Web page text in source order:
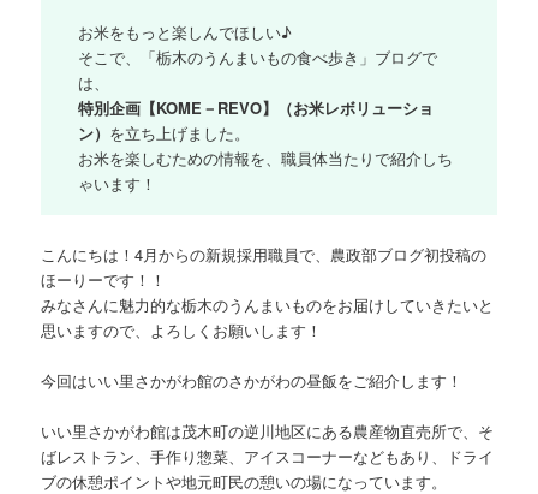
お米をもっと楽しんでほしい♪
そこで、「栃木のうんまいもの食べ歩き」ブログで
は、
特別企画【KOME－REVO】（お米レボリューショ
ン） を立ち上げました。
お米を楽しむための情報を、職員体当たりで紹介しち
ゃいます！
こんにちは！4月からの新規採用職員で、農政部ブログ初投稿の
ほーりーです！！
みなさんに魅力的な栃木のうんまいものをお届けしていきたいと
思いますので、よろしくお願いします！
今回はいい里さかがわ館のさかがわの昼飯をご紹介します！
いい里さかがわ館は茂木町の逆川地区にある農産物直売所で、そ
ばレストラン、手作り惣菜、アイスコーナーなどもあり、ドライ
ブの休憩ポイントや地元町民の憩いの場になっています。